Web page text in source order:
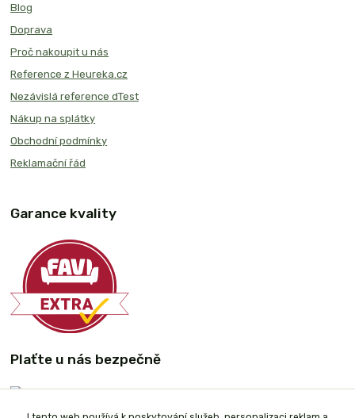
Blog
Doprava
Proč nakoupit u nás
Reference z Heureka.cz
Nezávislá reference dTest
Nákup na splátky
Obchodní podmínky
Reklamační řád
Garance kvality
Plaťte u nás bezpečně